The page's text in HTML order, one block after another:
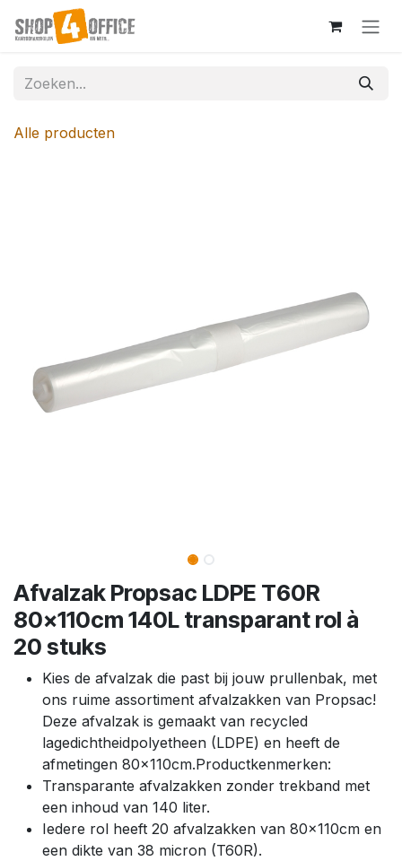
Overslaan naar inhoud
Alle producten
Afvalzak Propsac LDPE T60R
80x110cm 140L transparant rol à
20 stuks
Kies de afvalzak die past bij jouw prullenbak, met
ons ruime assortiment afvalzakken van Propsac!
Deze afvalzak is gemaakt van recycled
lagedichtheidpolyetheen (LDPE) en heeft de
afmetingen 80x110cm.Productkenmerken:
Transparante afvalzakken zonder trekband met
een inhoud van 140 liter.
Iedere rol heeft 20 afvalzakken van 80x110cm en
een dikte van 38 micron (T60R).